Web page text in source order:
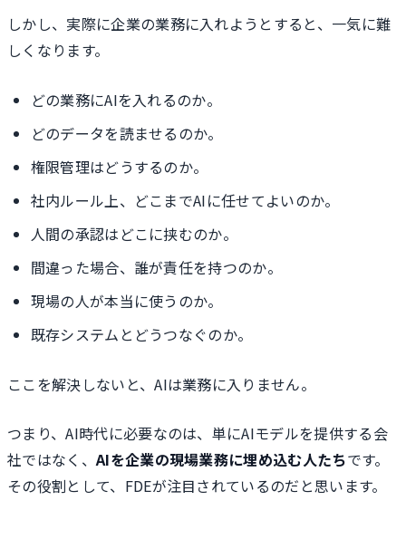
しかし、実際に企業の業務に入れようとすると、一気に難
しくなります。
どの業務にAIを入れるのか。
どのデータを読ませるのか。
権限管理はどうするのか。
社内ルール上、どこまでAIに任せてよいのか。
人間の承認はどこに挟むのか。
間違った場合、誰が責任を持つのか。
現場の人が本当に使うのか。
既存システムとどうつなぐのか。
ここを解決しないと、AIは業務に入りません。
つまり、AI時代に必要なのは、単にAIモデルを提供する会
社ではなく、AIを企業の現場業務に埋め込む人たちです。
その役割として、FDEが注目されているのだと思います。